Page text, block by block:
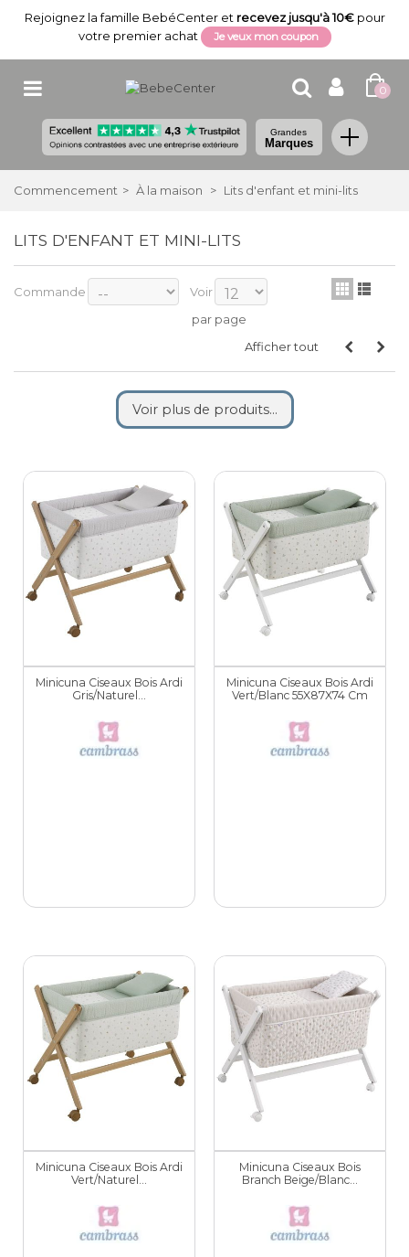
Rejoignez la famille BebéCenter et recevez jusqu'à 10€pour
votre premier achat
Je veux mon coupon
0
Grandes
Marques
Commencement > À la maison > Lits d'enfant et mini-lits
LITS D'ENFANT ET MINI-LITS
Commande
Voir
par page
Afficher tout
Voir plus de produits...
Minicuna Ciseaux Bois Ardi
Gris/Naturel...
Minicuna Ciseaux Bois Ardi
Vert/Blanc 55X87X74 Cm
Minicuna Ciseaux Bois Ardi
Vert/Naturel...
Minicuna Ciseaux Bois
Branch Beige/Blanc...